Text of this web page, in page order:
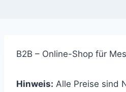
B2B – Online-Shop für
Hinweis: Alle Preise sind